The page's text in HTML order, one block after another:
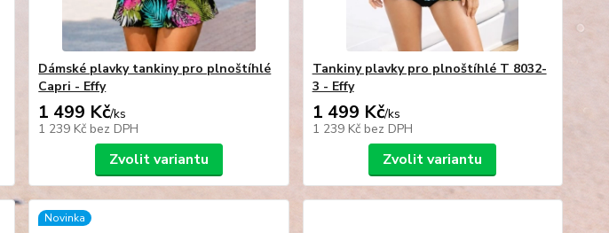
Dámské plavky tankiny pro plnoštíhlé
Capri - Effy
1 499 Kč/ks
1 239 Kč bez DPH
Zvolit variantu
Tankiny plavky pro plnoštíhlé T 8032-
3 - Effy
1 499 Kč/ks
1 239 Kč bez DPH
Zvolit variantu
Novinka